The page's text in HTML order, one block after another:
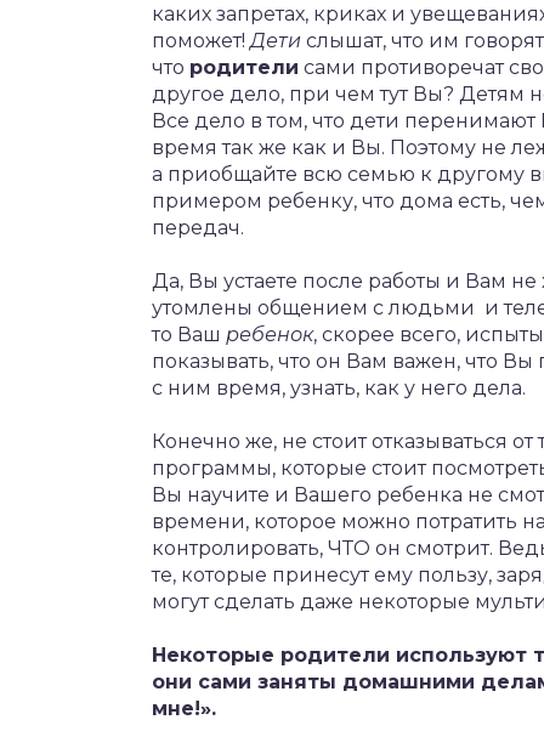
каких запретах, криках и
поможет! Дети слышат, что им
что родители сами противоречат
другое дело, при чем тут Вы? Детям
Все дело в том, что дети
время так же как и Вы. Поэтому не
а приобщайте всю семью к другому
примером ребенку, что дома есть,
передач.
Да, Вы устаете после работы и Вам
утомлены общением с людьми и
то Ваш ребенок, скорее всего,
показывать, что он Вам важен, что
с ним время, узнать, как у него дела.
Конечно же, не стоит отказываться
программы, которые стоит
Вы научите и Вашего ребенка не
времени, которое можно потратить
контролировать, ЧТО он смотрит.
те, которые принесут ему пользу,
могут сделать даже некоторые
Некоторые родители используют
они сами заняты домашними
мне!».